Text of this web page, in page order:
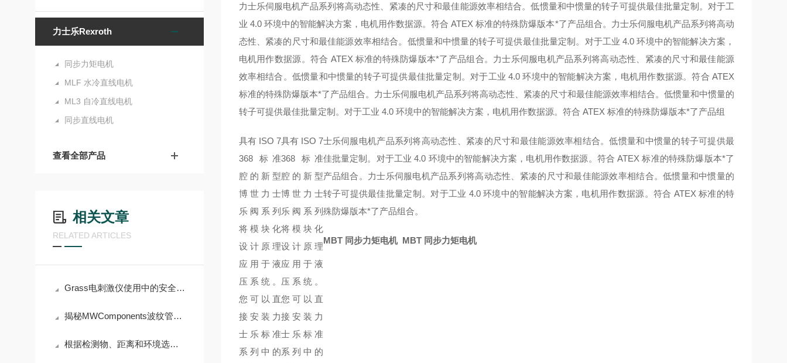
力士乐Rexroth
同步力矩电机
MLF 水冷直线电机
ML3 自冷直线电机
同步直线电机
查看全部产品
相关文章
RELATED ARTICLES
Grass电刺激仪使用中的安全注意事项
揭秘MWComponents波纹管的材料工艺与结构设计
根据检测物、距离和环境选择Di-soric光电传感器的指南
力士乐伺服电机产品系列将高动态性、紧凑的尺寸和最佳能源效率相结合。低惯量和中惯量的转子可提供最佳批量定制。对于工
业 4.0 环境中的智能解决方案，电机用作数据源。符合 ATEX 标准的特殊防爆版本*了产品组合。 力士乐伺服电机产品系列将高动
态性、紧凑的尺寸和最佳能源效率相结合。低惯量和中惯量的转子可提供最佳批量定制。对于工业 4.0 环境中的智能解决方案，
电机用作数据源。符合 ATEX 标准的特殊防爆版本*了产品组合。 力士乐伺服电机产品系列将高动态性、紧凑的尺寸和最佳能源
效率相结合。低惯量和中惯量的转子可提供最佳批量定制。对于工业 4.0 环境中的智能解决方案，电机用作数据源。符合 ATEX
标准的特殊防爆版本*了产品组合。 力士乐伺服电机产品系列将高动态性、紧凑的尺寸和最佳能源效率相结合。低惯量和中惯量的
转子可提供最佳批量定制。对于工业 4.0 环境中的智能解决方案，电机用作数据源。符合 ATEX 标准的特殊防爆版本*了产品组
具有 ISO 7
368 标准
腔的新型
博世力士
乐阀系列
将模块化
设计原理
应用于液
压系统。
您可以直
接安装力
士乐标准
系列中的
具有 ISO 7
368 标准
腔的新型
博世力士
乐阀系列
将模块化
设计原理
应用于液
压系统。
您可以直
接安装力
士乐标准
系列中的
士乐伺服电机产品系列将高动态性、紧凑的尺寸和最佳能源效率相结合。低惯量和中惯量的转子可提供最
佳批量定制。对于工业 4.0 环境中的智能解决方案，电机用作数据源。符合 ATEX 标准的特殊防爆版本*了
产品组合。 力士乐伺服电机产品系列将高动态性、紧凑的尺寸和最佳能源效率相结合。低惯量和中惯量的
转子可提供最佳批量定制。对于工业 4.0 环境中的智能解决方案，电机用作数据源。符合 ATEX 标准的特
殊防爆版本*了产品组合。
MBT 同步力矩电机 MBT 同步力矩电机